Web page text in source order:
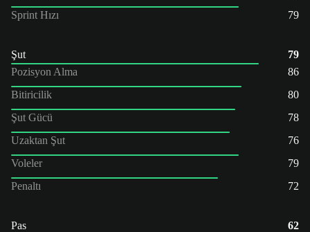
Sprint Hızı
79
Şut
79
Pozisyon Alma
86
Bitiricilik
80
Şut Gücü
78
Uzaktan Şut
76
Voleler
79
Penaltı
72
Pas
62